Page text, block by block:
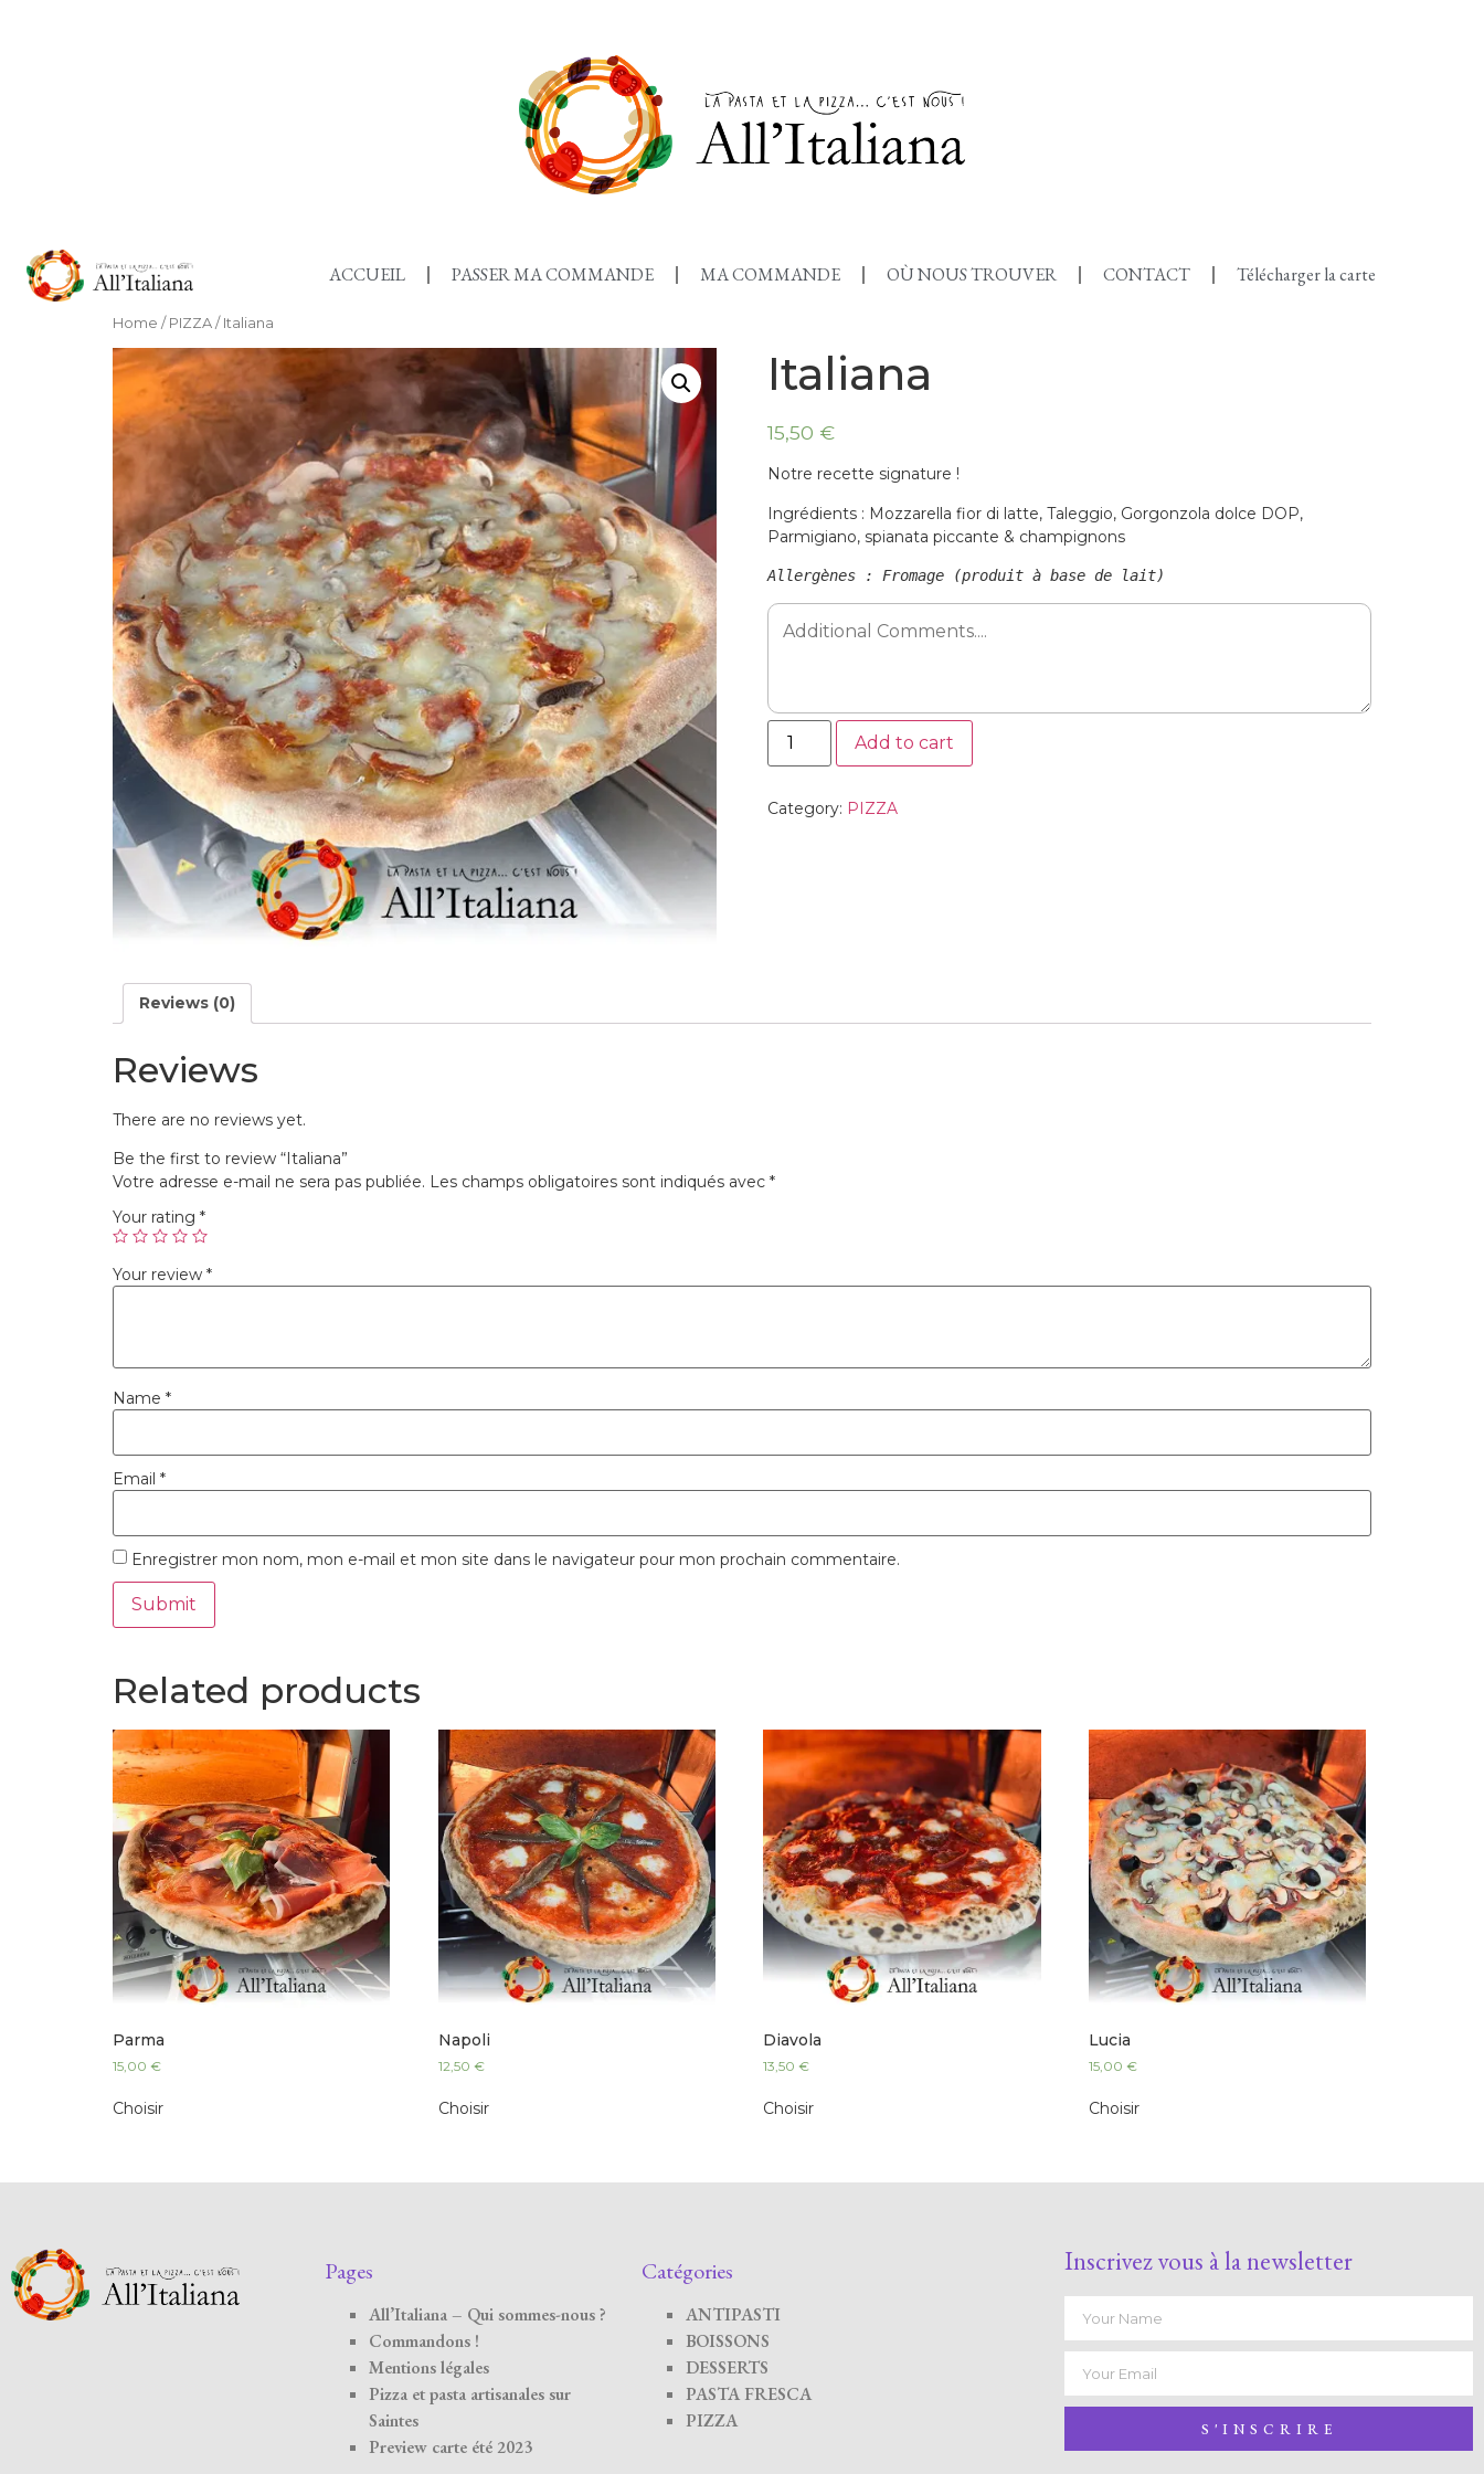
ACCUEIL PASSER MA COMMANDE MA COMMANDE OÙ NOUS TROUVER CONTACT Télécharger la carte
Home / PIZZA / Italiana
Italiana
15,50 €
Notre recette signature !
Ingrédients : Mozzarella fior di latte, Taleggio, Gorgonzola dolce DOP,
Parmigiano, spianata piccante & champignons
Allergènes : Fromage (produit à base de lait)
Add to cart
Category: PIZZA
Reviews (0)
Reviews
There are no reviews yet.
Be the first to review “Italiana”
Votre adresse e-mail ne sera pas publiée. Les champs obligatoires sont indiqués avec *
Your rating *
Your review *
Name *
Email *
Enregistrer mon nom, mon e-mail et mon site dans le navigateur pour mon prochain commentaire.
Related products
Parma
15,00 €
Choisir
Napoli
12,50 €
Choisir
Diavola
13,50 €
Choisir
Lucia
15,00 €
Choisir
Pages
All’Italiana – Qui sommes-nous ?
Commandons !
Mentions légales
Pizza et pasta artisanales sur
Saintes
Preview carte été 2023
Catégories
ANTIPASTI
BOISSONS
DESSERTS
PASTA FRESCA
PIZZA
Inscrivez vous à la newsletter
S'INSCRIRE